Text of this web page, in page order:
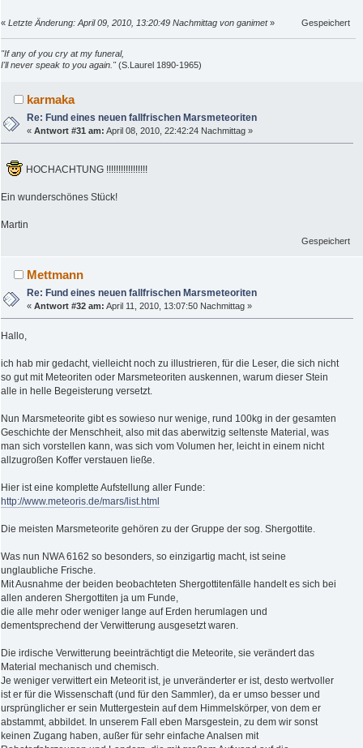
« Letzte Änderung: April 09, 2010, 13:20:49 Nachmittag von ganimet» Gespeichert
"If any of you cry at my funeral,
I'll never speak to you again."(S.Laurel 1890-1965)
karmaka
Re: Fund eines neuen fallfrischen Marsmeteoriten
«Antwort #31 am: April 08, 2010, 22:42:24 Nachmittag »
HOCHACHTUNG !!!!!!!!!!!!!!!!!
Ein wunderschönes Stück!
Martin
Gespeichert
Mettmann
Re: Fund eines neuen fallfrischen Marsmeteoriten
«Antwort #32 am: April 11, 2010, 13:07:50 Nachmittag »
Hallo,
ich hab mir gedacht, vielleicht noch zu illustrieren, für die Leser, die sich nicht
so gut mit Meteoriten oder Marsmeteoriten auskennen, warum dieser Stein
alle in helle Begeisterung versetzt.
Nun Marsmeteorite gibt es sowieso nur wenige, rund 100kg in der gesamten
Geschichte der Menschheit, also mit das aberwitzig seltenste Material, was
man sich vorstellen kann, was sich vom Volumen her, leicht in einem nicht
allzugroßen Koffer verstauen ließe.
Hier ist eine komplette Aufstellung aller Funde:
http://www.meteoris.de/mars/list.html
Die meisten Marsmeteorite gehören zu der Gruppe der sog. Shergottite.
Was nun NWA 6162 so besonders, so einzigartig macht, ist seine
unglaubliche Frische.
Mit Ausnahme der beiden beobachteten Shergottitenfälle handelt es sich bei
allen anderen Shergottiten ja um Funde,
die alle mehr oder weniger lange auf Erden herumlagen und
dementsprechend der Verwitterung ausgesetzt waren.
Die irdische Verwitterung beeinträchtigt die Meteorite, sie verändert das
Material mechanisch und chemisch.
Je weniger verwittert ein Meteorit ist, je unveränderter er ist, desto wertvoller
ist er für die Wissenschaft (und für den Sammler), da er umso besser und
ursprünglicher er sein Muttergestein auf dem Himmelskörper, von dem er
abstammt, abbildet. In unserem Fall eben Marsgestein, zu dem wir sonst
keinen Zugang haben, außer für sehr einfache Analsen mit